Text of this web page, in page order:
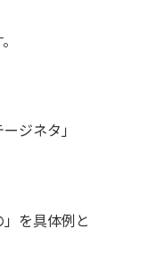
ジネタ」
を具体例と